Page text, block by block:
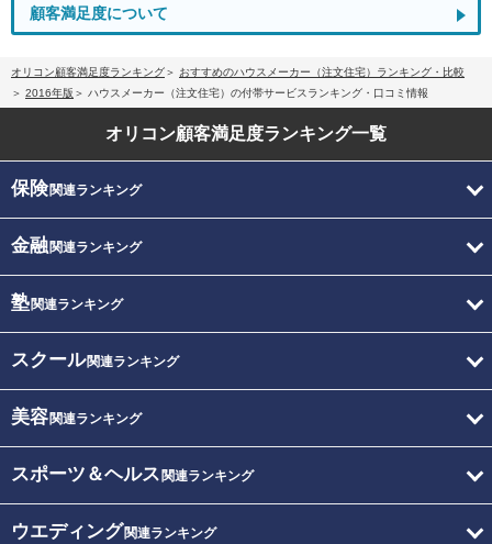
顧客満足度について
オリコン顧客満足度ランキング
おすすめのハウスメーカー（注文住宅）ランキング・比較
2016年版
ハウスメーカー（注文住宅）の付帯サービスランキング・口コミ情報
オリコン顧客満足度ランキング一覧
保険関連ランキング
金融関連ランキング
塾関連ランキング
スクール関連ランキング
美容関連ランキング
スポーツ＆ヘルス 関連ランキング
ウエディング関連ランキング